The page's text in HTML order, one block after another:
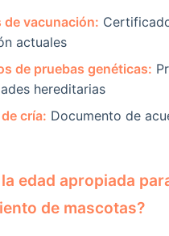
de vacunación:
actuales
de pruebas genéticas:
hereditarias
cría: Documento de
edad apropiada
de mascotas?